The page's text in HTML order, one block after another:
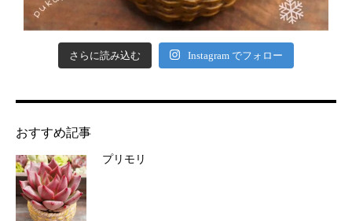
さらに読み込む Instagram でフォロー
おすすめ記事
プリモリ